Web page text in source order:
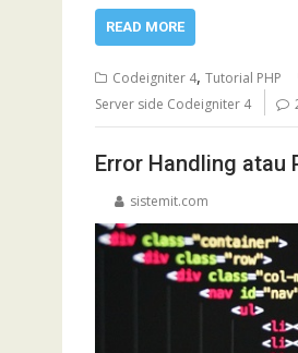
READ MORE
Codeigniter 4, Tutorial PHP
Server side Codeigniter 4
Error Handling atau
sistemit.com